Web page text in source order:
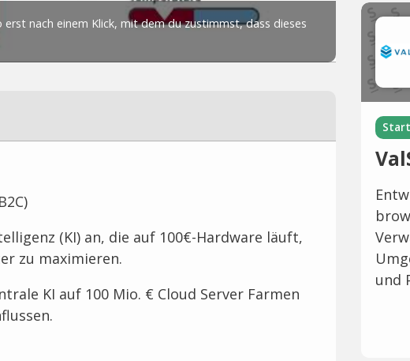
(KI) an, die auf 100€-Hardware läuft,
zu maximieren.
KI auf 100 Mio. € Cloud Server Farmen
und